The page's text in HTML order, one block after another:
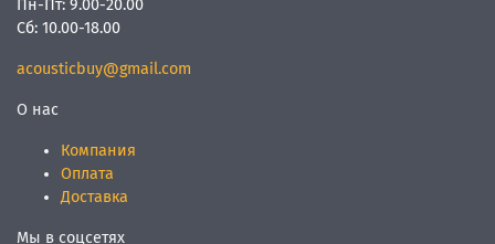
Пн-Пт: 9.00-20.00
Сб: 10.00-18.00
acousticbuy@gmail.com
О нас
Компания
Оплата
Доставка
Мы в соцсетях